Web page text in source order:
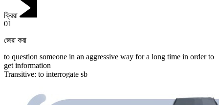
ক্রিয়া
01
জেরা করা
to question someone in an aggressive way for a long time in order to
get information
Transitive: to interrogate sb